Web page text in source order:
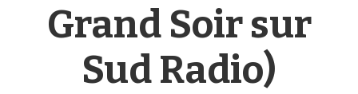
Grand Soir sur
Sud Radio)